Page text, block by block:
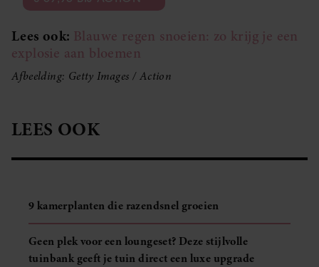
Lees ook: Blauwe regen snoeien: zo krijg je een
explosie aan bloemen
Afbeelding: Getty Images / Action
LEES OOK
9 kamerplanten die razendsnel groeien
Geen plek voor een loungeset? Deze stijlvolle
tuinbank geeft je tuin direct een luxe upgrade